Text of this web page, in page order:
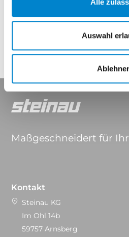
Alle
Auswahl
Maßgeschneidert für
Kontakt
Steinau KG
Im Ohl 14b
59757 Arnsberg